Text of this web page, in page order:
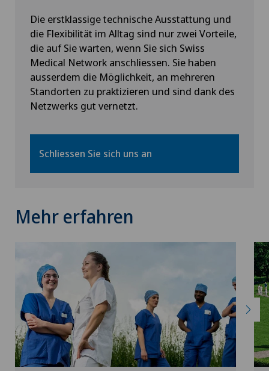
Die erstklassige technische Ausstattung und
die Flexibilität im Alltag sind nur zwei Vorteile,
die auf Sie warten, wenn Sie sich Swiss
Medical Network anschliessen. Sie haben
ausserdem die Möglichkeit, an mehreren
Standorten zu praktizieren und sind dank des
Netzwerks gut vernetzt.
Schliessen Sie sich uns an
Mehr erfahren